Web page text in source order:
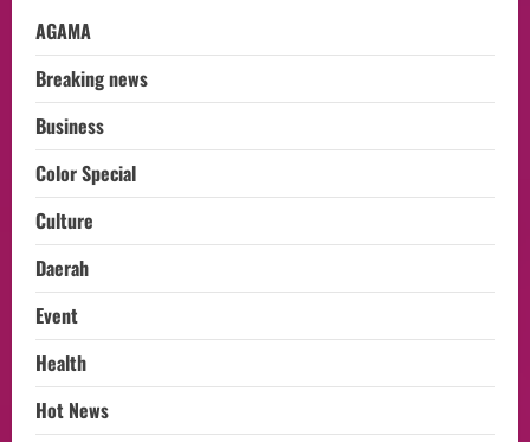
AGAMA
Breaking news
Business
Color Special
Culture
Daerah
Event
Health
Hot News